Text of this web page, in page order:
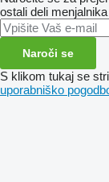
ostali deli menjalnika
Naroči se
S klikom tukaj se
uporabniško